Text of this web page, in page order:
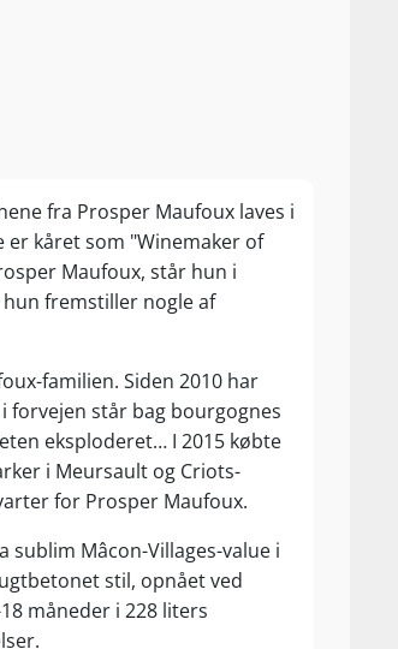
fra Prosper Maufoux laves i
kåret som "Winemaker of
Maufoux, står hun i
fremstiller nogle af
familien. Siden 2010 har
står bag bourgognes
eksploderet… I 2015 købte
i Meursault og Criots-
for Prosper Maufoux.
Mâcon-Villages-value i
stil, opnået ved
måneder i 228 liters